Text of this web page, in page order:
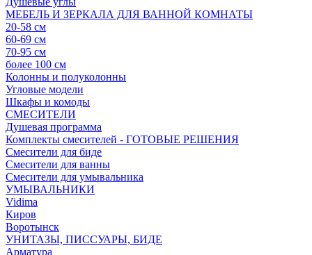
МЕБЕЛЬ И ЗЕРКАЛА ДЛЯ ВАННОЙ КОМНАТЫ
20-58 см
60-69 см
70-95 см
более 100 см
Колонны и полуколонны
Угловые модели
Шкафы и комоды
СМЕСИТЕЛИ
Душевая программа
Комплекты смесителей - ГОТОВЫЕ РЕШЕНИЯ
Смесители для биде
Смесители для ванны
Смесители для умывальника
УМЫВАЛЬНИКИ
Vidima
Киров
Воротынск
УНИТАЗЫ, ПИССУАРЫ, БИДЕ
Арматура